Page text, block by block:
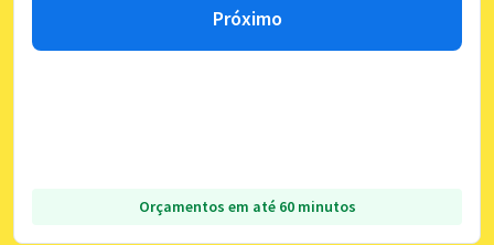
Próximo
Orçamentos em até 60 minutos